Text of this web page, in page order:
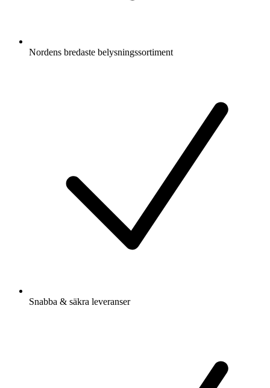
Nordens bredaste belysningssortiment
Snabba & säkra leveranser